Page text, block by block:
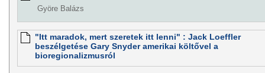
Györe Balázs
"Itt maradok, mert szeretek itt lenni" : Jack Loeffler
beszélgetése Gary Snyder amerikai költővel a
bioregionalizmusról